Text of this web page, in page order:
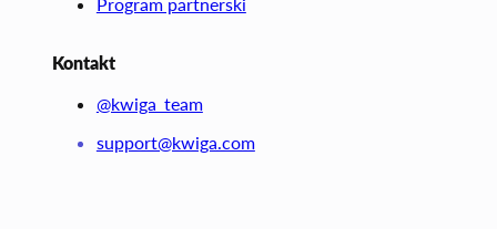
Kontakt
@kwiga_team
support@kwiga.com